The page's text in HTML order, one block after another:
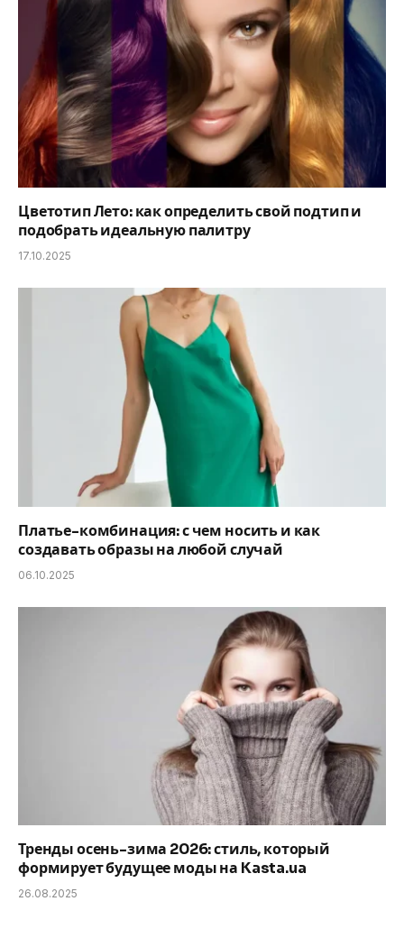
Цветотип Лето: как определить свой подтип и
подобрать идеальную палитру
17.10.2025
Платье-комбинация: с чем носить и как
создавать образы на любой случай
06.10.2025
Тренды осень-зима 2026: стиль, который
формирует будущее моды на Kasta.ua
26.08.2025